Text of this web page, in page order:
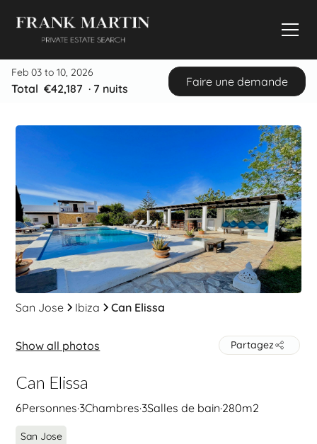
Feb 03 to 10, 2026
Total €42,187 · 7 nuits
Faire une demande
San Jose Ibiza Can Elissa
Show all photos
Can Elissa
6Personnes·3Chambres·3Salles de bain·280m2
San Jose
Partagez